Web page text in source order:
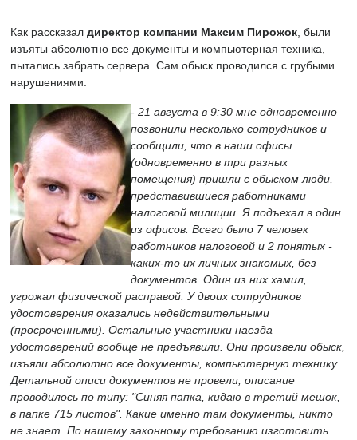
Как рассказал директор компании Максим Пирожок, были
изъяты абсолютно все документы и компьютерная техника,
пытались забрать сервера. Сам обыск проводился с грубыми
нарушениями.
- 21 августа в 9:30 мне одновременно
позвонили несколько сотрудников и
сообщили, что в наши офисы
(одновременно в три разных
помещения) пришли с обыском люди,
представившиеся работниками
налоговой милиции. Я подъехал в один
из офисов. Всего было 7 человек
работников налоговой и 2 понятых -
каких-то их личных знакомых, без
документов. Один из них хамил,
угрожал физической расправой. У двоих сотрудников
удостоверения оказались недействительными
(просроченными). Остальные участники наезда
удостоверений вообще не предъявили. Они произвели обыск,
изъяли абсолютно все документы, компьютерную технику.
Детальной описи документов не провели, описание
проводилось по типу: "Синяя папка, кидаю в третий мешок,
в папке 715 листов". Какие именно там документы, никто
не знает. По нашему законному требованию изготовить